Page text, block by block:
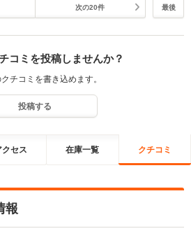
次の20件 最後
コミを投稿しませんか？
チコミを書き込めます。
投稿する
セス 在庫一覧 クチコミ
報